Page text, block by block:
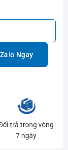
Ngay
trả trong vòng
7 ngày